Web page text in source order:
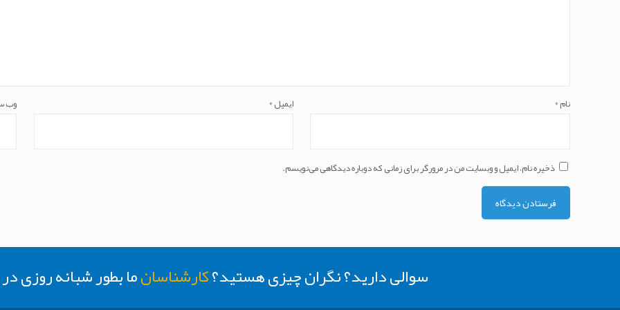
نام* ایمیل* وب‌
ذخیره نام، ایمیل و وبسایت من در مرورگر برای زمانی که دوباره دیدگاهی می‌نویسم.
سوالی دارید؟ نگران چیزی هستید؟کارشناسانما بطور شبانه